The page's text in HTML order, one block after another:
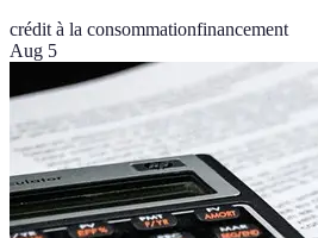
crédit à la consommationfinancement
Aug 5